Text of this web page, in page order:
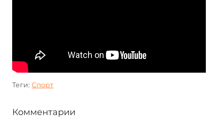
Теги: Спорт
Комментарии